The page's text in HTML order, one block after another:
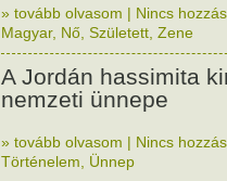
» tovább olvasom | Nincs
Magyar, Nő Született Zene
A Jordán hassimita
nemzeti ünnepe
» tovább olvasom | Nincs
Történelem
Ünnep